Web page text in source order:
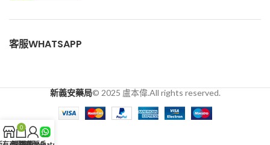
客服WHATSAPP
新義安藥局© 2025 盧本偉.All rights reserved.
0